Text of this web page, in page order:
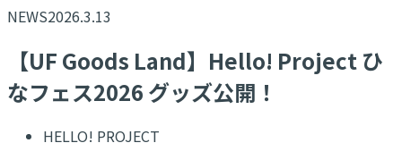
NEWS2026.3.13
【UF Goods Land】Hello! Project ひ
なフェス2026 グッズ公開！
HELLO! PROJECT